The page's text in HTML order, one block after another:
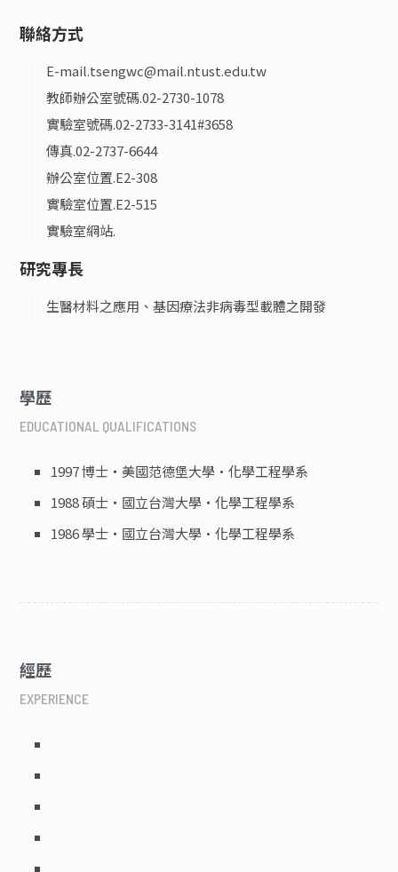
聯絡方式
E-mail.tsengwc@mail.ntust.edu.tw
教師辦公室號碼.02-2730-1078
實驗室號碼.02-2733-3141#3658
傳真.02-2737-6644
辦公室位置.E2-308
實驗室位置.E2-515
實驗室網站.
研究專長
生醫材料之應用、基因療法非病毒型載體之開發
學歷
EDUCATIONAL QUALIFICATIONS
1997 博士‧美國范德堡大學·化學工程學系
1988 碩士‧國立台灣大學‧化學工程學系
1986 學士‧國立台灣大學·化學工程學系
經歷
EXPERIENCE